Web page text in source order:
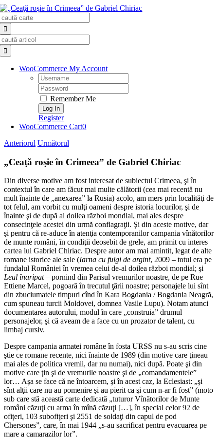
Skip
to
content
WooCommerce My Account
Username:
Password:
Remember Me
Register
WooCommerce Cart0
Anteriorul Următorul
„Ceaţă roşie în Crimeea” de Gabriel Chiriac
Din diverse motive am fost interesat de subiectul Crimeea, şi în
contextul în care am făcut mai multe călătorii (cea mai recentă nu
mult înainte de „anexarea” la Rusia) acolo, am mers prin localităţi de
tot felul, am vorbit cu mulţi oameni despre istoria locurilor, şi de
înainte şi de după al doilea război mondial, mai ales despre
consecinţele acestei din urmă conflagraţii. Şi din aceste motive, dar
şi pentru că re-aduce în atenţia contemporanilor campania vînătorilor
de munte români, în condiţii deosebit de grele, am primit cu interes
cartea lui Gabriel Chiriac. Despre autor am mai amintit, legat de alte
romane istorice ale sale (Iarna cu fulgi de argint, 2009 – totul era pe
fundalul României în vremea celui de-al doilea război mondial; şi
Leul înaripat– pornind din Parisul vremurilor noastre, de pe Rue
Ettiene Marcel, pogoară în trecutul ţării noastre; personajele lui sînt
din zbuciumatele timpuri cînd în Kara Bogdania / Bogdania Neagră,
cum spuneau turcii Moldovei, domnea Vasile Lupu). Notam atunci
documentarea autorului, modul în care „construia” drumul
personajelor, şi că aveam de a face cu un prozator de talent, cu
limbaj cursiv.
Despre campania armatei române în fosta URSS nu s-au scris cine
ştie ce romane recente, nici înainte de 1989 (din motive care ţineau
mai ales de politica vremii, dar nu numai), nici după. Poate şi din
motive care ţin şi de vremurile noastre şi de „comandamentele”
lor… Aşa se face că ne întoarcem, şi în acest caz, la Eclesiast: „şi
sînt alţii care nu au pomenire şi au pierit ca şi cum n-ar fi fost” (moto
sub care stă această carte dedicată „tuturor Vînătorilor de Munte
români căzuţi cu arma în mînă căzuţi […], în special celor 92 de
ofiţeri, 103 subofiţeri şi 2551 de soldaţi din capul de pod
Chersones”, care, în mai 1944 „s-au sacrificat pentru evacuarea pe
mare a camarazilor lor”.